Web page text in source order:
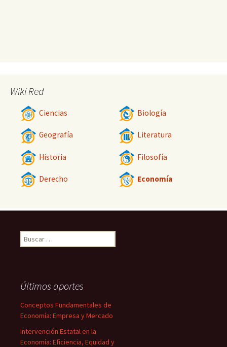
Wiki Red
Ciencias Biología
Geografía Literatura
Historia Filosofía
Derecho Economía
Buscar:
Últimos aportes
Conceptos Fundamentales de
Economía: Empresa y Mercado
Intervención Estatal en la
Economía: Eficiencia, Equidad y